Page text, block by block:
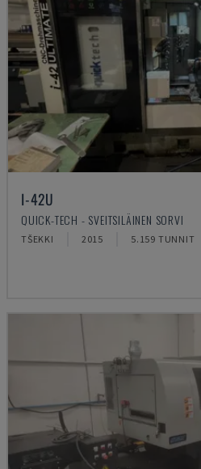
I-42U
QUICK-TECH - SVEITSILÄINEN SORVI
TŠEKKI 2015 5.159 TUNNIT